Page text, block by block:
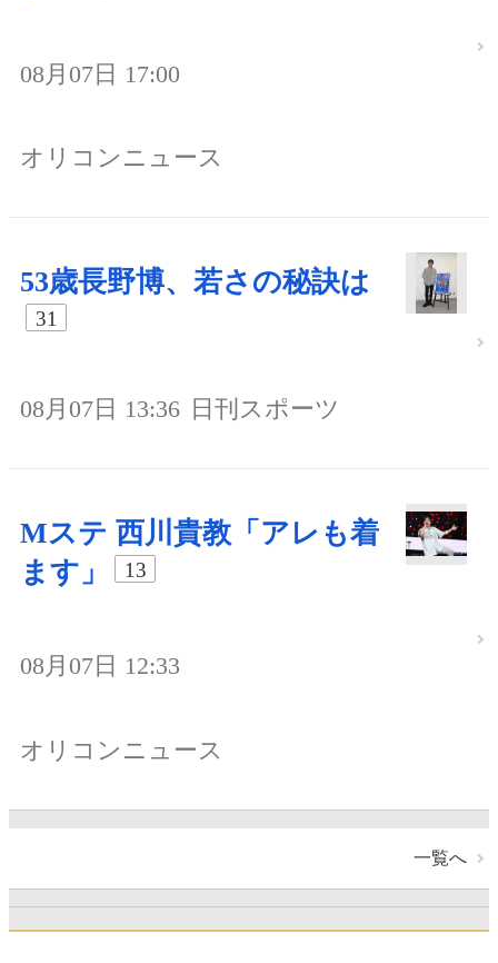
08月07日 17:00
オリコンニュース
53歳長野博、若さの秘訣は
31
08月07日 13:36 日刊スポーツ
Mステ 西川貴教「アレも着
ます」
13
08月07日 12:33
オリコンニュース
一覧へ